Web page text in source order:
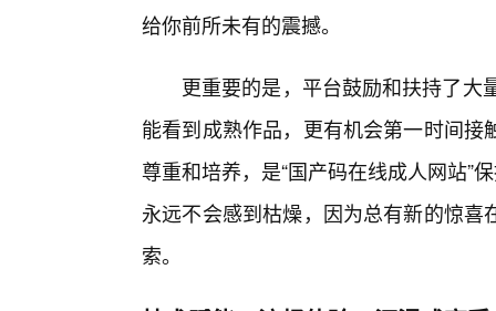
给你前所未有的震撼。
更重要的是，平台鼓励和扶持了
能看到成熟作品，更有机会第一时间
尊重和培养，是“国产码在线成人网站”
永远不会感到枯燥，因为总有新的惊
索。